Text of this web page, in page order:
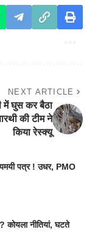
NEXT ARTICLE
में घुस कर बैठा
की टीम ने
किया रेस्क्यू
पत्र ! उधर, PMO
कोयला नीतियां, घटते